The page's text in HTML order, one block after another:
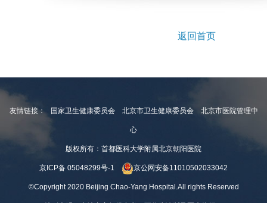
返回首页
友情链接： 国家卫生健康委员会 北京市卫生健康委员会 北京市医院管理中
心
版权所有：首都医科大学附属北京朝阳医院
京ICP备 05048299号-1 京公网安备11010502033042
©Copyright 2020 Beijing Chao-Yang Hospital.All rights Reserved